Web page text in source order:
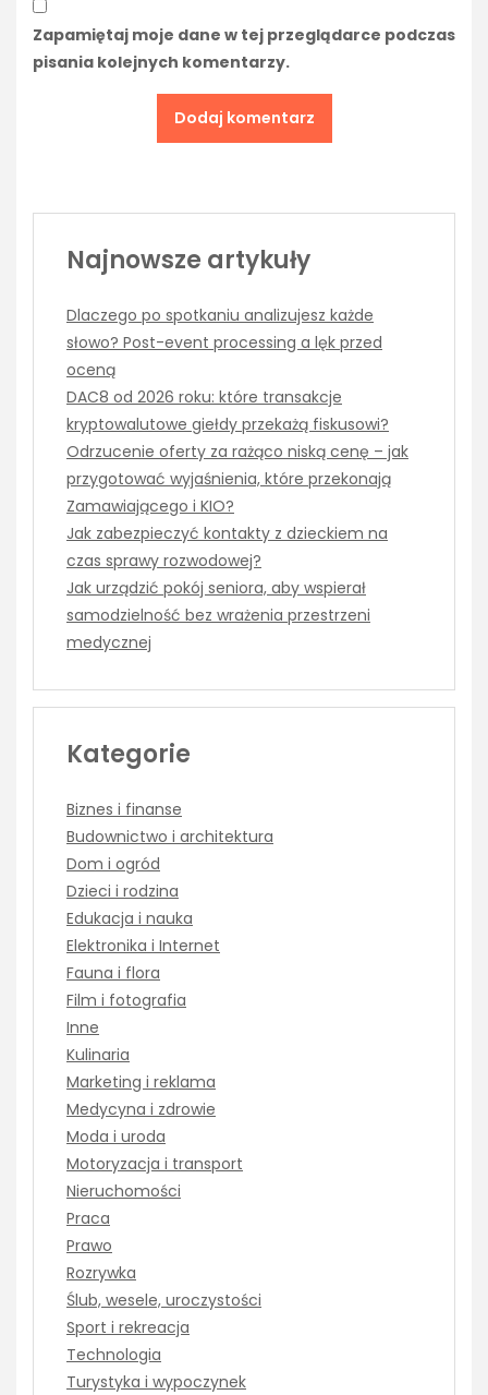
Zapamiętaj moje dane w tej przeglądarce podczas
pisania kolejnych komentarzy.
Najnowsze artykuły
Dlaczego po spotkaniu analizujesz każde
słowo? Post-event processing a lęk przed
oceną
DAC8 od 2026 roku: które transakcje
kryptowalutowe giełdy przekażą fiskusowi?
Odrzucenie oferty za rażąco niską cenę – jak
przygotować wyjaśnienia, które przekonają
Zamawiającego i KIO?
Jak zabezpieczyć kontakty z dzieckiem na
czas sprawy rozwodowej?
Jak urządzić pokój seniora, aby wspierał
samodzielność bez wrażenia przestrzeni
medycznej
Kategorie
Biznes i finanse
Budownictwo i architektura
Dom i ogród
Dzieci i rodzina
Edukacja i nauka
Elektronika i Internet
Fauna i flora
Film i fotografia
Inne
Kulinaria
Marketing i reklama
Medycyna i zdrowie
Moda i uroda
Motoryzacja i transport
Nieruchomości
Praca
Prawo
Rozrywka
Ślub, wesele, uroczystości
Sport i rekreacja
Technologia
Turystyka i wypoczynek